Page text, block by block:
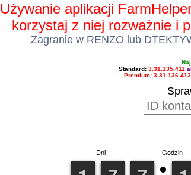
Używanie aplikacji
korzystaj z niej rozważnie i
Zagranie w RENZO lub
Standard: 3.31.135.411
Premium: 3.31.136.412